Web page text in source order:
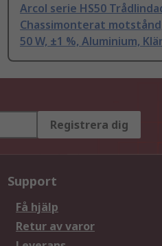
Arcol serie HS50
Chassimonterat
50 W, ±1 %, Aluminium,
Registrera dig
Support
Få hjälp
Retur av varor